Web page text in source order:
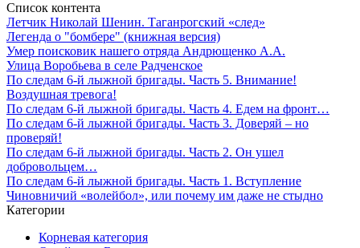
Список контента
Летчик Николай Шенин. Таганрогский «след»
Легенда о "бомбере" (книжная версия)
Умер поисковик нашего отряда Андрющенко А.А.
Улица Воробьева в селе Радченское
По следам 6-й лыжной бригады. Часть 5. Внимание!
Воздушная тревога!
По следам 6-й лыжной бригады. Часть 4. Едем на фронт…
По следам 6-й лыжной бригады. Часть 3. Доверяй – но
проверяй!
По следам 6-й лыжной бригады. Часть 2. Он ушел
добровольцем…
По следам 6-й лыжной бригады. Часть 1. Вступление
Чиновничий «волейбол», или почему им даже не стыдно
Категории
Корневая категория